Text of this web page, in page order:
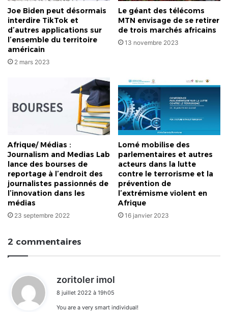
Joe Biden peut désormais
interdire TikTok et
d’autres applications sur
l’ensemble du territoire
américain
2 mars 2023
Le géant des télécoms
MTN envisage de se retirer
de trois marchés africains
13 novembre 2023
Afrique/ Médias :
Journalism and Medias Lab
lance des bourses de
reportage à l’endroit des
journalistes passionnés de
l’innovation dans les
médias
23 septembre 2022
Lomé mobilise des
parlementaires et autres
acteurs dans la lutte
contre le terrorisme et la
prévention de
l’extrémisme violent en
Afrique
16 janvier 2023
2 commentaires
zoritoler imol
8 juillet 2022 à 19h05
You are a very smart individual!